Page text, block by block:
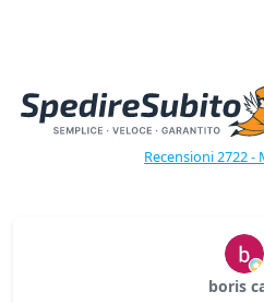
Recensioni 2722
boris